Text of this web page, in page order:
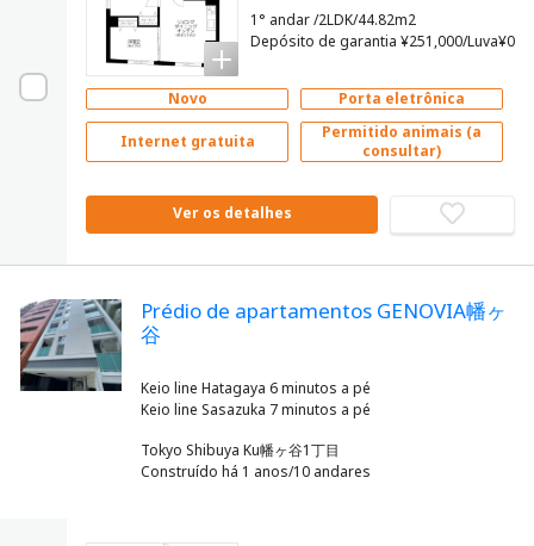
1° andar /2LDK/44.82m2
Depósito de garantia ¥251,000/Luva¥0
Novo Porta eletrônica
Internet gratuita
Permitido animais (a
consultar)
Ver os detalhes
Prédio de apartamentos GENOVIA幡ヶ
谷
Keio line Hatagaya 6 minutos a pé
Tokyo Shibuya Ku幡ヶ谷1丁目
Construído há 1 anos/10 andares